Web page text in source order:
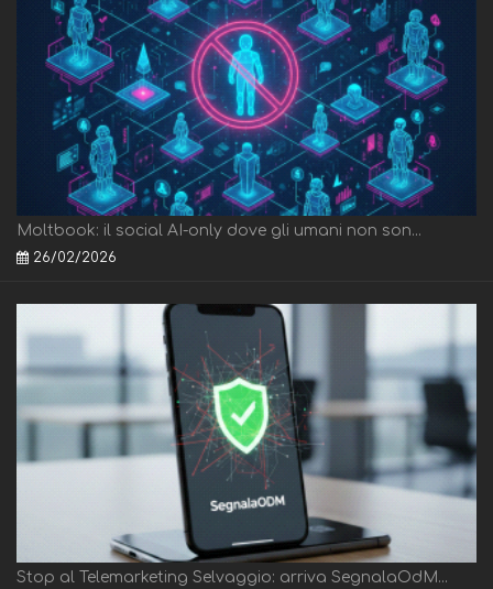
Moltbook: il social AI-only dove gli umani non son...
26/02/2026
Stop al Telemarketing Selvaggio: arriva SegnalaOdM...